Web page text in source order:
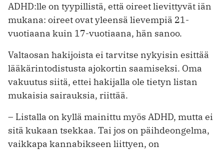
ADHD:lle on tyypillistä, että oireet lievittyvät iän
mukana: oireet ovat yleensä lievempiä 21-
vuotiaana kuin 17-vuotiaana, hän sanoo.
Valtaosan hakijoista ei tarvitse nykyisin esittää
lääkärintodistusta ajokortin saamiseksi. Oma
vakuutus siitä, ettei hakijalla ole tietyn listan
mukaisia sairauksia, riittää.
– Listalla on kyllä mainittu myös ADHD, mutta ei
sitä kukaan tsekkaa. Tai jos on päihdeongelma,
vaikkapa kannabikseen liittyen, on